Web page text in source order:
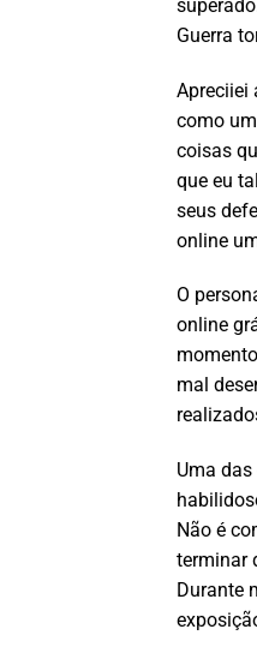
Guerra
Apreciiei
como
coisas
que eu
seus
online
O
online
mal
Uma
Não é
terminar
Durante